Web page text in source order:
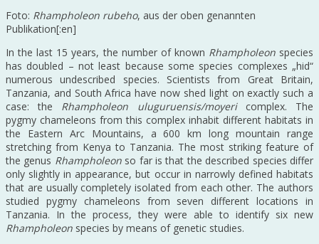
Foto: Rhampholeon rubeho, aus der oben genannten
Publikation[:en]
In the last 15 years, the number of known Rhampholeonspecies
has doubled – not least because some species complexes „hid“
numerous undescribed species. Scientists from Great Britain,
Tanzania, and South Africa have now shed light on exactly such a
case: the Rhampholeon uluguruensis/moyericomplex. The
pygmy chameleons from this complex inhabit different habitats in
the Eastern Arc Mountains, a 600 km long mountain range
stretching from Kenya to Tanzania. The most striking feature of
the genus Rhampholeonso far is that the described species differ
only slightly in appearance, but occur in narrowly defined habitats
that are usually completely isolated from each other. The authors
studied pygmy chameleons from seven different locations in
Tanzania. In the process, they were able to identify six new
Rhampholeon species by means of genetic studies.